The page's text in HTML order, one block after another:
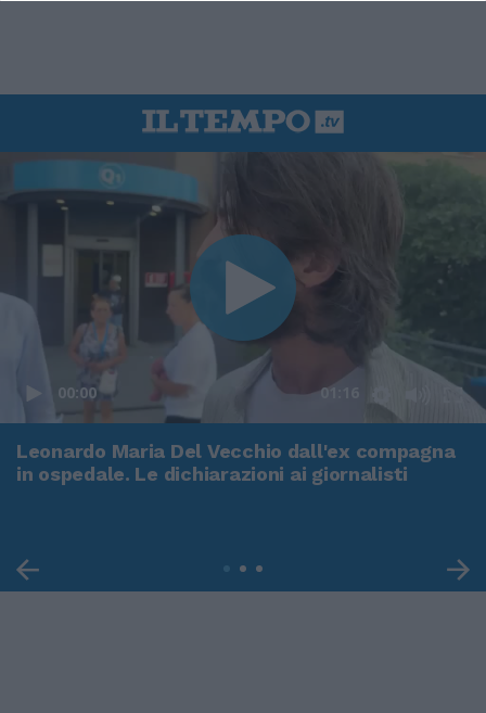
00:00 01:16
Leonardo Maria Del Vecchio dall'ex compagna
in ospedale. Le dichiarazioni ai giornalisti